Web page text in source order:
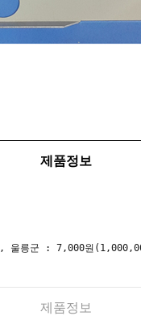
제품정보
울릉군 : 7,000원
제품정보